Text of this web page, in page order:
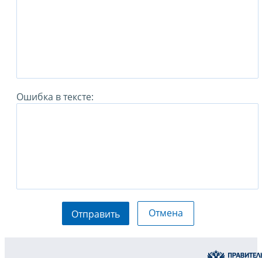
Ошибка в тексте:
Отправить Отмена